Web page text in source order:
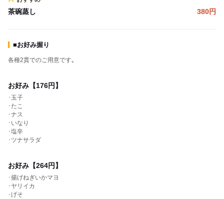
茶碗蒸し 380円
■お好み握り
各種2貫でのご用意です｡
お好み【176円】
･玉子
･たこ
･ナス
･いなり
･塩辛
･ツナサラダ
お好み【264円】
･揚げねぎいかマヨ
･ヤリイカ
･げそ